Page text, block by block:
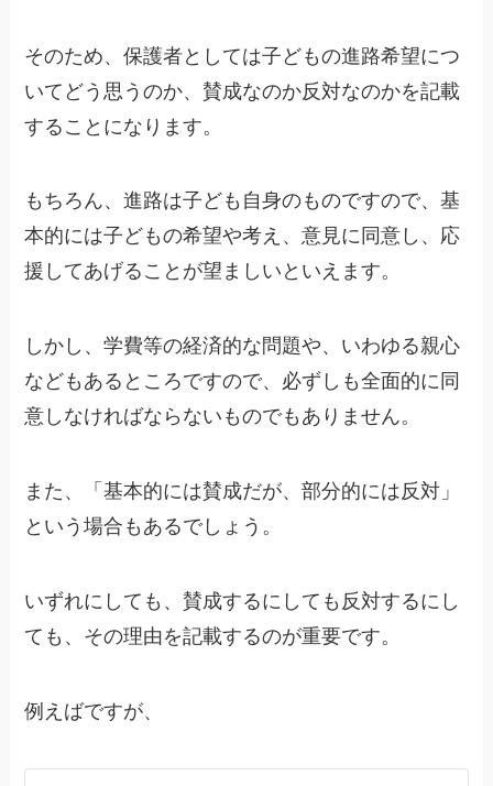
そのため、保護者としては子どもの進路希望につ
いてどう思うのか、賛成なのか反対なのかを記載
することになります。
もちろん、進路は子ども自身のものですので、基
本的には子どもの希望や考え、意見に同意し、応
援してあげることが望ましいといえます。
しかし、学費等の経済的な問題や、いわゆる親心
などもあるところですので、必ずしも全面的に同
意しなければならないものでもありません。
また、「基本的には賛成だが、部分的には反対」
という場合もあるでしょう。
いずれにしても、賛成するにしても反対するにし
ても、その理由を記載するのが重要です。
例えばですが、